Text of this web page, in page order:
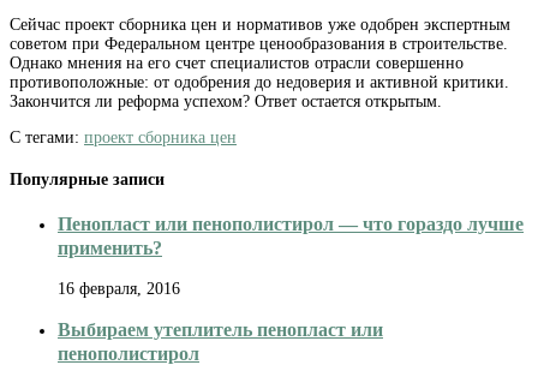
Сейчас проект сборника цен и нормативов уже одобрен экспертным
советом при Федеральном центре ценообразования в строительстве.
Однако мнения на его счет специалистов отрасли совершенно
противоположные: от одобрения до недоверия и активной критики.
Закончится ли реформа успехом? Ответ остается открытым.
С тегами: проект сборника цен
Популярные записи
Пенопласт или пенополистирол — что гораздо лучше
применить?
16 февраля, 2016
Выбираем утеплитель пенопласт или
пенополистирол